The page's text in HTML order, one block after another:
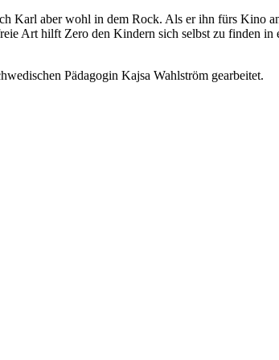
Karl aber wohl in dem Rock. Als er ihn fürs Kino
Art hilft Zero den Kindern sich selbst zu finden
Pädagogin Kajsa Wahlström gearbeitet.